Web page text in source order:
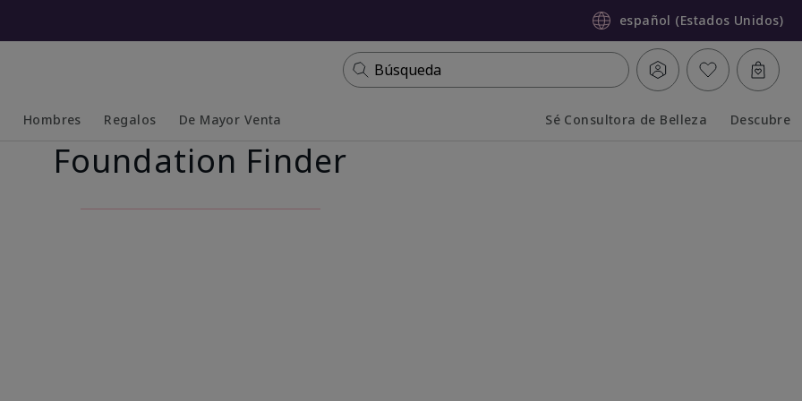
español (Estados Unidos)
Búsqueda
Hombres
Collapsed
Expanded
Regalos De Mayor Venta Sé Consultora de Belleza Descubre
Foundation Finder